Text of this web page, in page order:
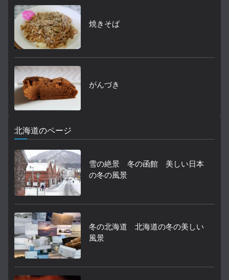
焼きそば
がんづき
北海道のページ
雪の絶景 冬の函館 美しい日本
の冬の風景
冬の北海道 北海道の冬の美しい
風景